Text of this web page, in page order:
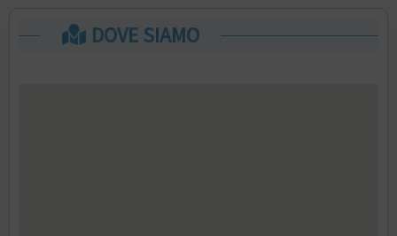
DOVE SIAMO